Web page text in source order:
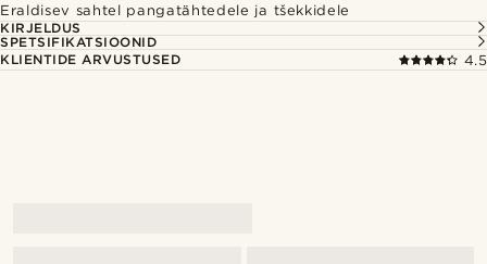
Eraldisev sahtel pangatähtedele ja tšekkidele
KIRJELDUS
SPETSIFIKATSIOONID
KLIENTIDE ARVUSTUSED
4.5